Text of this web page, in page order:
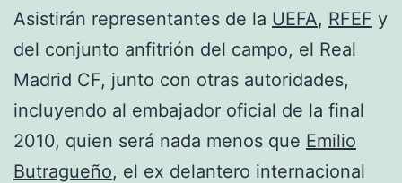
Asistirán representantes de la UEFA, RFEF y
del conjunto anfitrión del campo, el Real
Madrid CF, junto con otras autoridades,
incluyendo al embajador oficial de la final
2010, quien será nada menos que Emilio
Butragueño, el ex delantero internacional